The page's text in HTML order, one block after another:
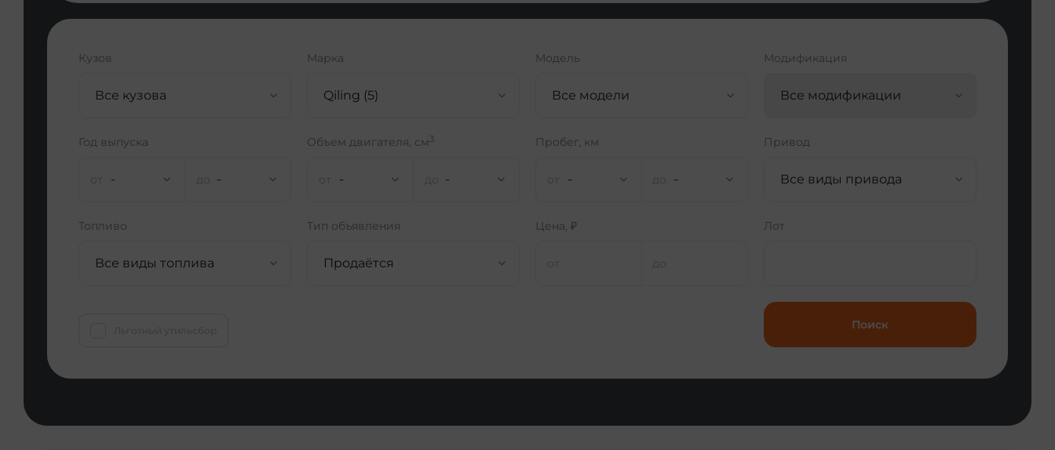
Кузов
Все кузова
Марка
Qiling (5)
Модель
Все модели
Модификация
Все модификации
Год выпуска
- -
Объем двигателя, см3
- -
Пробег, км
- -
Привод
Все виды привода
Топливо
Все виды топлива
Тип объявления
Продаётся
Цена, ₽ Лот
Поиск